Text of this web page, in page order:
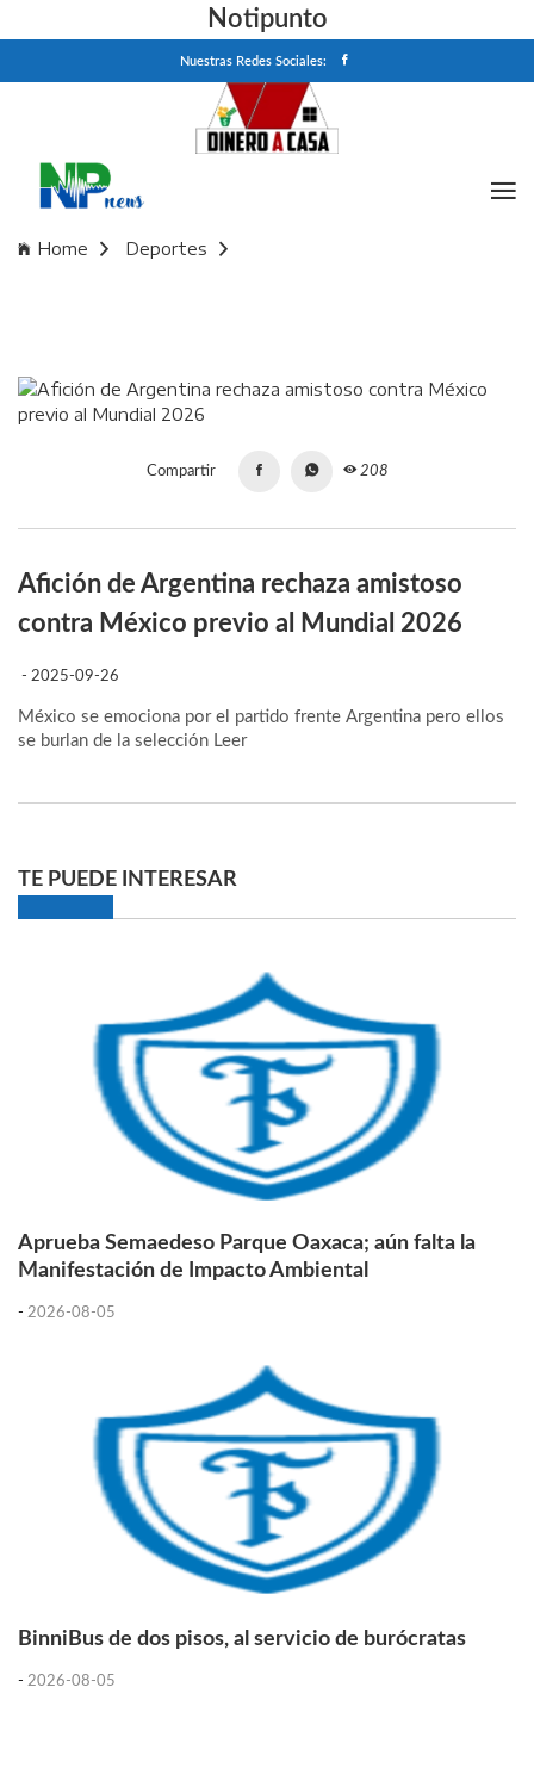
Notipunto
Nuestras Redes Sociales:
Home
Deportes
Compartir 208
Afición de Argentina rechaza amistoso
contra México previo al Mundial 2026
- 2025-09-26
México se emociona por el partido frente Argentina pero ellos
se burlan de la selección Leer
TE PUEDE INTERESAR
Aprueba Semaedeso Parque Oaxaca; aún falta la
Manifestación de Impacto Ambiental
- 2026-08-05
BinniBus de dos pisos, al servicio de burócratas
- 2026-08-05